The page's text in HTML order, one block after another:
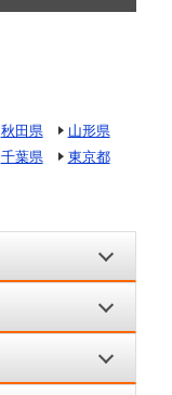
秋田県
山形県
千葉県
東京都